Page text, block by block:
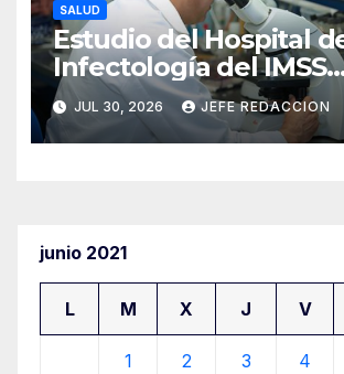
SALUD
Estudio del Hospital
Infectología del IMSS
fortalece
prevención del
en personas con VIH
JUL 30, 2026 JEFE REDACCION
junio 2021
L M X J V
1 2 3 4